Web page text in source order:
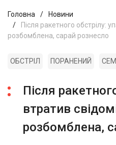
Головна
Новини
Після ракетного обстрілу:
розбомблена, сарай рознесло
ОБСТРІЛ ПОРАНЕНИЙ
Після
втратив
розбомблена,